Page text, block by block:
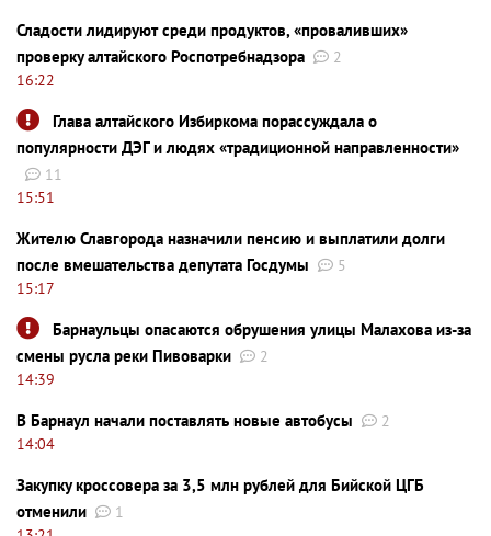
Сладости лидируют среди продуктов, «проваливших»
проверку алтайского Роспотребнадзора
2
16:22
Глава алтайского Избиркома порассуждала о
популярности ДЭГ и людях «традиционной направленности»
11
15:51
Жителю Славгорода назначили пенсию и выплатили долги
после вмешательства депутата Госдумы
5
15:17
Барнаульцы опасаются обрушения улицы Малахова из-за
смены русла реки Пивоварки
2
14:39
В Барнаул начали поставлять новые автобусы
2
14:04
Закупку кроссовера за 3,5 млн рублей для Бийской ЦГБ
отменили
1